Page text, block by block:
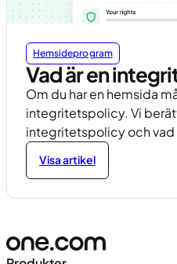
Hemsideprogram
Vad är en
Om du har en hemsida
integritetspolicy. Vi
integritetspolicy och vad
Visa artikel